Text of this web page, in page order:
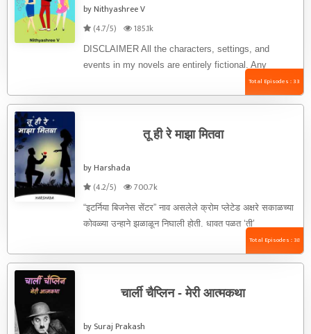
by Nithyashree V
(4.7/5)
185.1k
DISCLAIMER All the characters, settings, and
events in my novels are entirely fictional. Any
resemblance to real characters, living or ...Total Episodes : 33
तू ही रे माझा मितवा
by Harshada
(4.2/5)
700.7k
“इटर्निया बिजनेस सेंटर” नाव असलेले क्रोम प्लेटेड अक्षरे सकाळच्या
कोवळ्या उन्हाने झळाळून निघाली होती. धावत पळत ‘ती’
Total Episodes : 38
चार्ली चैप्लिन - मेरी आत्मकथा
by Suraj Prakash